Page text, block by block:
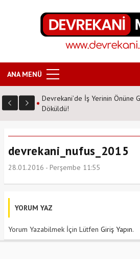
ANA MENÜ
Devrekani’de İş Yerinin Önüne
Döküldü!
devrekani_nufus_2015
28.01.2016 - Perşembe 11:55
YORUM YAZ
Yorum Yazabilmek İçin Lütfen Giriş Yapın.